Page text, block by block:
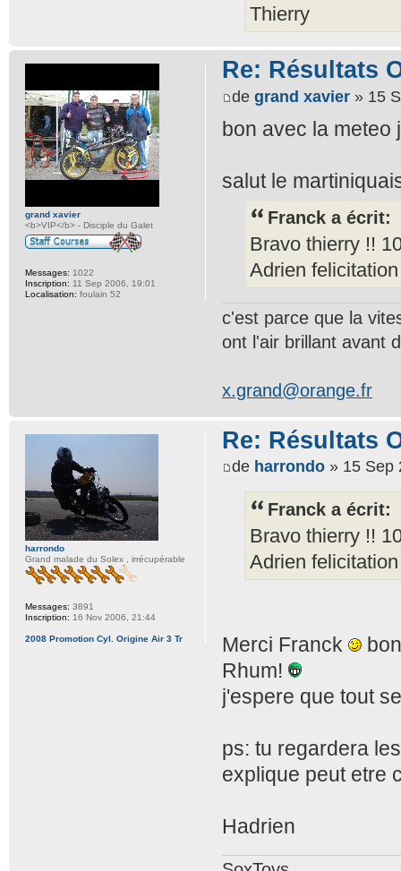
Thierry
Re: Résultats
de grand xavier » 15
bon avec la
salut le
Franck a écrit:
Bravo thierry !!
Adrien
c'est parce que la
ont l'air brillant avant
x.grand@orange.fr
grand xavier
<b>VIP</b> - Disciple du Galet
Messages: 1022
Inscription: 11 Sep 2006, 19:01
Localisation: foulain 52
Re: Résultats
de harrondo » 15 Sep
Franck a écrit:
Bravo thierry !!
Adrien
Merci Franck
Rhum!
j'espere que tout
ps: tu regardera
explique peut etre
Hadrien
harrondo
Grand malade du Solex , irrécupérable
Messages: 3891
Inscription: 16 Nov 2006, 21:44
2008 Promotion Cyl. Origine Air 3 Tr